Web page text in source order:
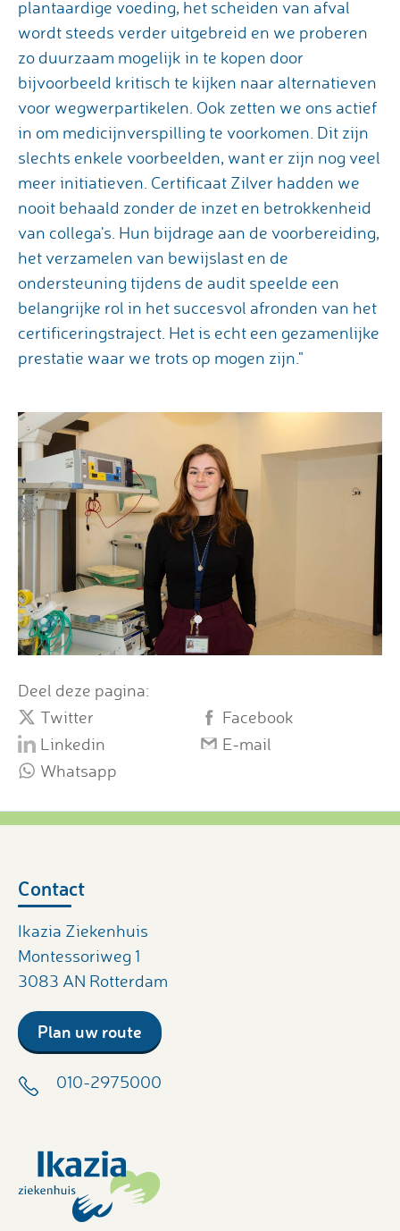
plantaardige voeding, het scheiden van afval
wordt steeds verder uitgebreid en we proberen
zo duurzaam mogelijk in te kopen door
bijvoorbeeld kritisch te kijken naar alternatieven
voor wegwerpartikelen. Ook zetten we ons actief
in om medicijnverspilling te voorkomen. Dit zijn
slechts enkele voorbeelden, want er zijn nog veel
meer initiatieven. Certificaat Zilver hadden we
nooit behaald zonder de inzet en betrokkenheid
van collega's. Hun bijdrage aan de voorbereiding,
het verzamelen van bewijslast en de
ondersteuning tijdens de audit speelde een
belangrijke rol in het succesvol afronden van het
certificeringstraject. Het is echt een gezamenlijke
prestatie waar we trots op mogen zijn."
Deel deze pagina:
Twitter
Facebook
Linkedin
E-mail
Whatsapp
Contact
Ikazia Ziekenhuis
Montessoriweg 1
3083 AN Rotterdam
Plan uw route
010-2975000